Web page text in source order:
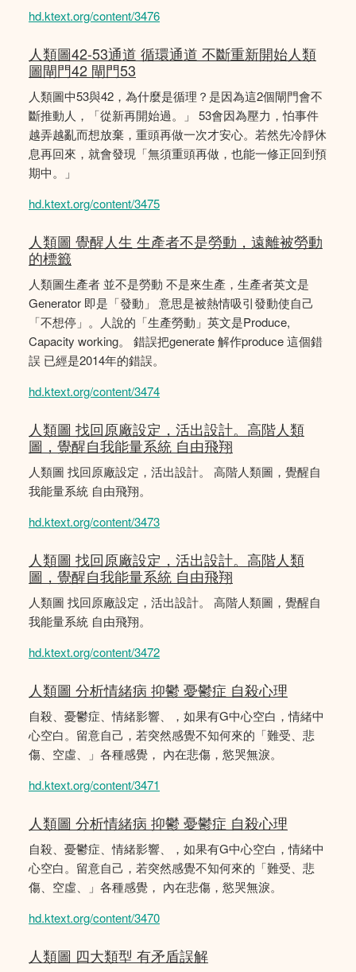
hd.ktext.org/content/3476
人類圖42-53通道 循環通道 不斷重新開始人類
圖閘門42 閘門53
人類圖中53與42，為什麼是循理？是因為這2個閘門會不
斷推動人，「從新再開始過。」 53會因為壓力，怕事件
越弄越亂而想放棄，重頭再做一次才安心。若然先冷靜休
息再回來，就會發現「無須重頭再做，也能一修正回到預
期中。」
hd.ktext.org/content/3475
人類圖 覺醒人生 生產者不是勞動，遠離被勞動
的標籤
人類圖生產者 並不是勞動 不是來生產，生產者英文是
Generator 即是「發動」 意思是被熱情吸引發動使自己
「不想停」。人說的「生產勞動」英文是Produce,
Capacity working。 錯誤把generate 解作produce 這個錯
誤 已經是2014年的錯誤。
hd.ktext.org/content/3474
人類圖 找回原廠設定，活出設計。高階人類
圖，覺醒自我能量系統 自由飛翔
人類圖 找回原廠設定，活出設計。 高階人類圖，覺醒自
我能量系統 自由飛翔。
hd.ktext.org/content/3473
人類圖 找回原廠設定，活出設計。高階人類
圖，覺醒自我能量系統 自由飛翔
人類圖 找回原廠設定，活出設計。 高階人類圖，覺醒自
我能量系統 自由飛翔。
hd.ktext.org/content/3472
人類圖 分析情緒病 抑鬱 憂鬱症 自殺心理
自殺、憂鬱症、情緒影響、，如果有G中心空白，情緒中
心空白。留意自己，若突然感覺不知何來的「難受、悲
傷、空虛、」各種感覺， 內在悲傷，慾哭無淚。
hd.ktext.org/content/3471
人類圖 分析情緒病 抑鬱 憂鬱症 自殺心理
自殺、憂鬱症、情緒影響、，如果有G中心空白，情緒中
心空白。留意自己，若突然感覺不知何來的「難受、悲
傷、空虛、」各種感覺， 內在悲傷，慾哭無淚。
hd.ktext.org/content/3470
人類圖 四大類型 有矛盾誤解